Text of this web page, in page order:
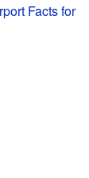
Facts for